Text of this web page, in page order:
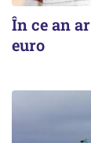
În ce an
euro